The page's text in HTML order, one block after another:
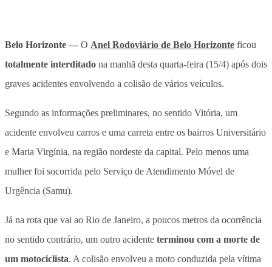
Belo Horizonte — O Anel Rodoviário de Belo Horizonte ficou
totalmente interditado na manhã desta quarta-feira (15/4) após dois
graves acidentes envolvendo a colisão de vários veículos.
Segundo as informações preliminares, no sentido Vitória, um
acidente envolveu carros e uma carreta entre os bairros Universitário
e Maria Virgínia, na região nordeste da capital. Pelo menos uma
mulher foi socorrida pelo Serviço de Atendimento Móvel de
Urgência (Samu).
Já na rota que vai ao Rio de Janeiro, a poucos metros da ocorrência
no sentido contrário, um outro acidente terminou com a morte de
um motociclista. A colisão envolveu a moto conduzida pela vítima